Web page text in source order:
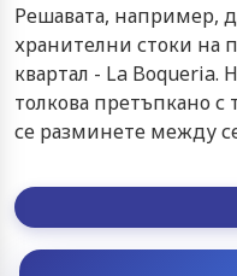
Решавата, например,
хранителни стоки на
квартал - La Boqueria.
толкова претъпкано с
се разминете между